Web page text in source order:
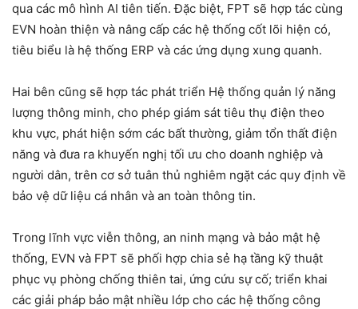
qua các mô hình AI tiên tiến. Đặc biệt, FPT sẽ hợp tác cùng
EVN hoàn thiện và nâng cấp các hệ thống cốt lõi hiện có,
tiêu biểu là hệ thống ERP và các ứng dụng xung quanh.
Hai bên cũng sẽ hợp tác phát triển Hệ thống quản lý năng
lượng thông minh, cho phép giám sát tiêu thụ điện theo
khu vực, phát hiện sớm các bất thường, giảm tổn thất điện
năng và đưa ra khuyến nghị tối ưu cho doanh nghiệp và
người dân, trên cơ sở tuân thủ nghiêm ngặt các quy định về
bảo vệ dữ liệu cá nhân và an toàn thông tin.
Trong lĩnh vực viễn thông, an ninh mạng và bảo mật hệ
thống, EVN và FPT sẽ phối hợp chia sẻ hạ tầng kỹ thuật
phục vụ phòng chống thiên tai, ứng cứu sự cố; triển khai
các giải pháp bảo mật nhiều lớp cho các hệ thống công